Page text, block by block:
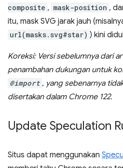
composite , mask-position ,
itu, mask SVG jarak jauh
url(masks.svg#star) ) kini
Koreksi: Versi sebelumnya dari
penambahan dukungan untuk
@import , yang sebenarnya
disertakan dalam Chrome 122.
Update Speculation
Situs dapat menggunakan